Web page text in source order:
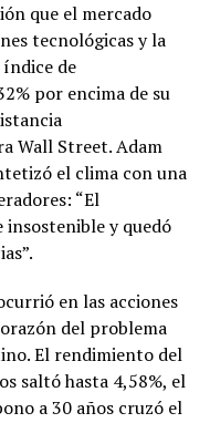
que el mercado
tecnológicas y la
de
por encima de su
Wall Street. Adam
el clima con una
“El
y quedó
en las acciones
del problema
El rendimiento del
saltó hasta 4,58%, el
a 30 años cruzó el